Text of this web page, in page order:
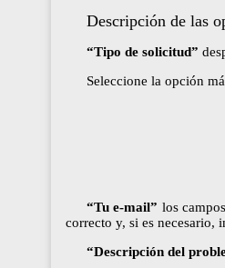
Descripción de las
“Tipo de solicitud”
Seleccione la opción
“Tu e-mail” los
correcto y, si es necesario,
“Descripción del